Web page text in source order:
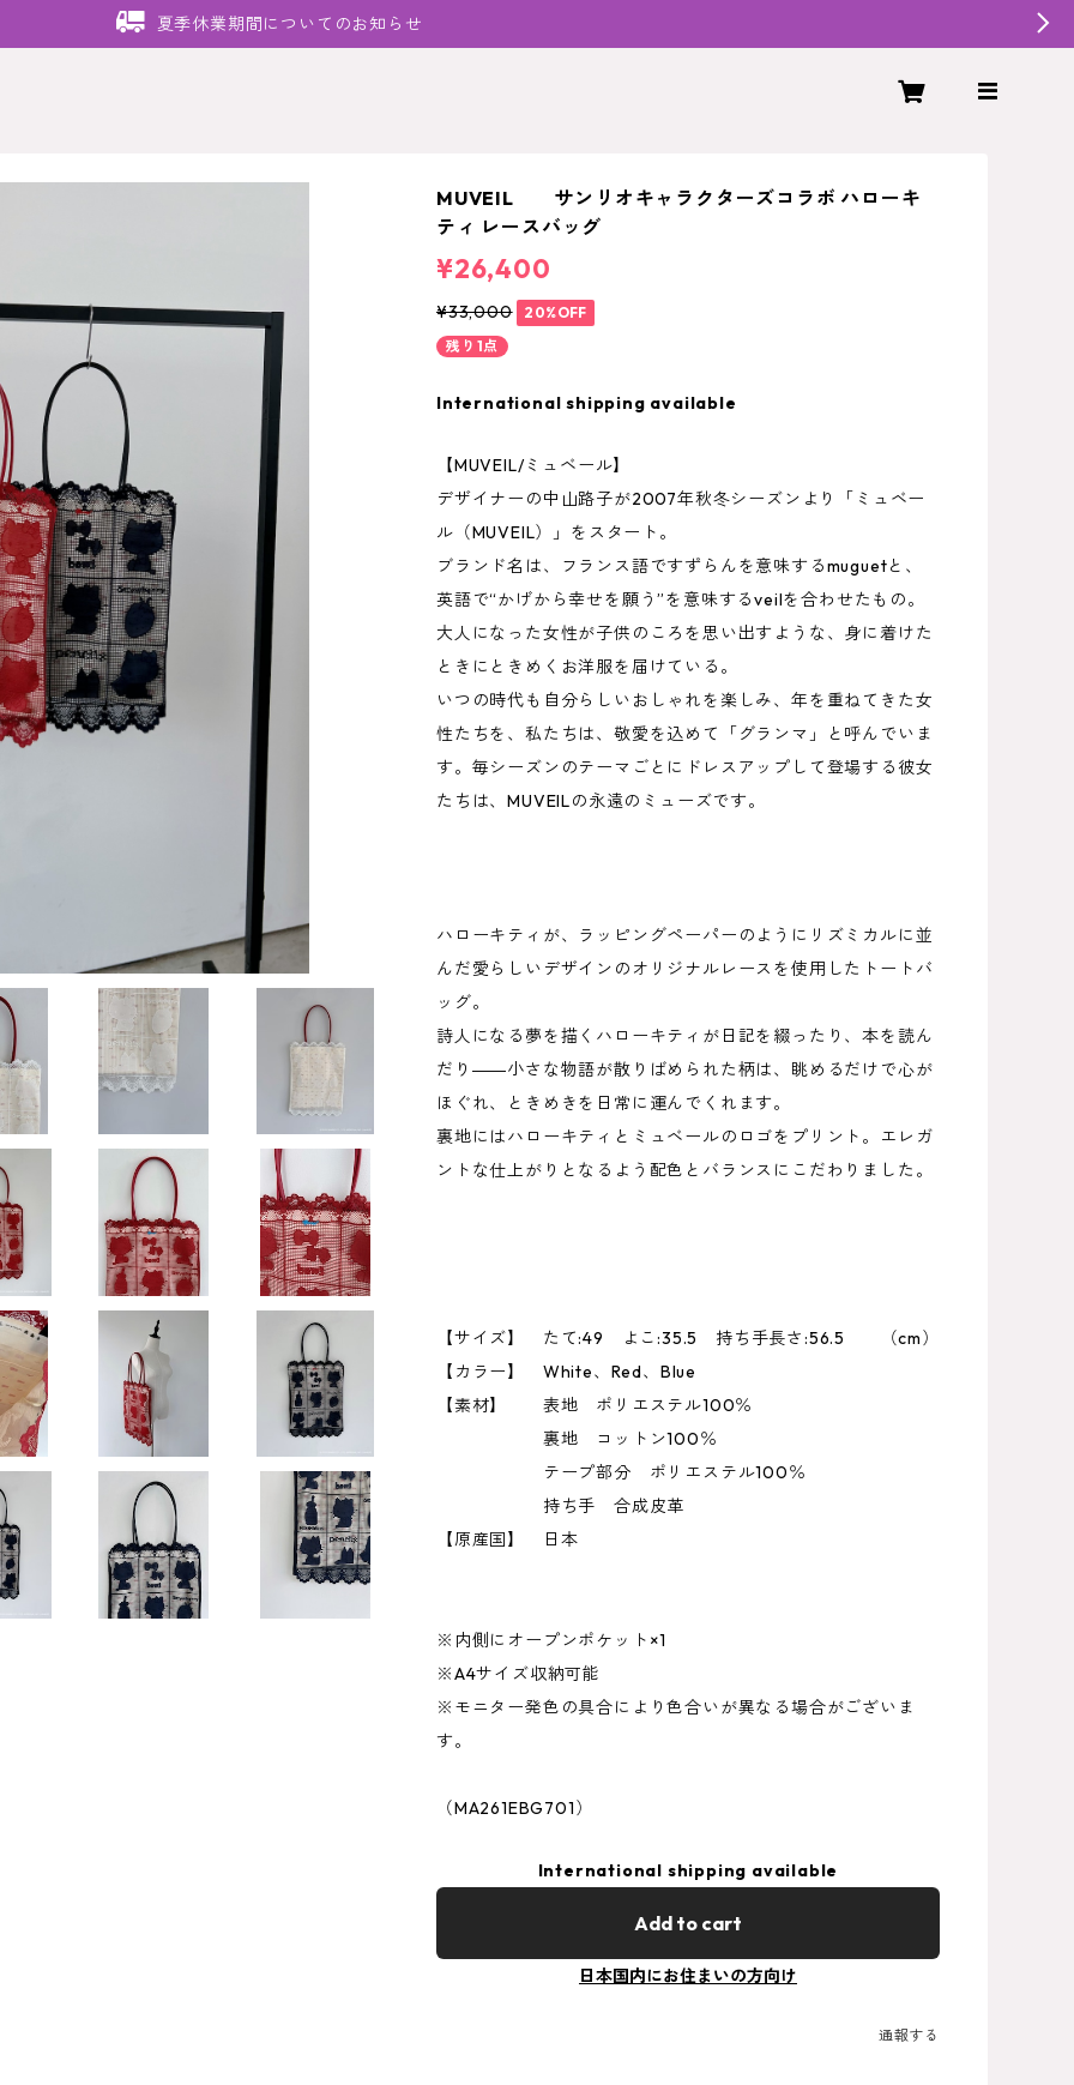
夏季休業期間についてのお知らせ
MUVEIL サンリオキャラクターズコラボ ハローキ
ティ レースバッグ
¥26,400
¥33,000
20%OFF
残り1点
International shipping available
【MUVEIL/ミュベール】
デザイナーの中山路子が2007年秋冬シーズンより「ミュベー
ル（MUVEIL）」をスタート。
ブランド名は、フランス語ですずらんを意味するmuguetと、
英語で“かげから幸せを願う”を意味するveilを合わせたもの。
大人になった女性が子供のころを思い出すような、身に着けた
ときにときめくお洋服を届けている。
いつの時代も自分らしいおしゃれを楽しみ、年を重ねてきた女
性たちを、私たちは、敬愛を込めて「グランマ」と呼んでいま
す。毎シーズンのテーマごとにドレスアップして登場する彼女
たちは、MUVEILの永遠のミューズです。
ハローキティが、ラッピングペーパーのようにリズミカルに並
んだ愛らしいデザインのオリジナルレースを使用したトートバ
ッグ。
詩人になる夢を描くハローキティが日記を綴ったり、本を読ん
だり――小さな物語が散りばめられた柄は、眺めるだけで心が
ほぐれ、ときめきを日常に運んでくれます。
裏地にはハローキティとミュベールのロゴをプリント。エレガ
ントな仕上がりとなるよう配色とバランスにこだわりました。
【サイズ】 たて:49 よこ:35.5 持ち手長さ:56.5 （cm）
【カラー】 White、Red、Blue
【素材】 表地 ポリエステル100％
裏地 コットン100％
テープ部分 ポリエステル100％
持ち手 合成皮革
【原産国】 日本
※内側にオープンポケット×1
※A4サイズ収納可能
※モニター発色の具合により色合いが異なる場合がございま
す。
（MA261EBG701）
International shipping available
Add to cart
日本国内にお住まいの方向け
通報する